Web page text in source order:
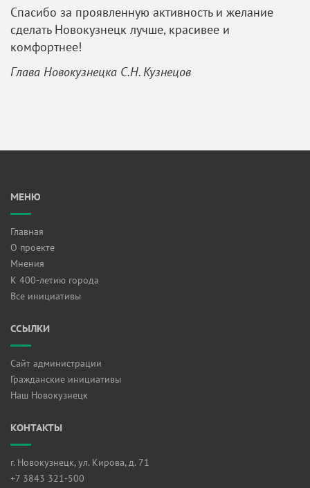
Спасибо за проявленную активность и желание
сделать Новокузнецк лучше, красивее и
комфортнее!
Глава Новокузнецка С.Н. Кузнецов
МЕНЮ
Главная
О проекте
Мнения
К 400-летию города
Все инициативы
ССЫЛКИ
Сайт администрации
Гражданские инициативы
Наш Новокузнецк
КОНТАКТЫ
г. Новокузнецк, ул. Кирова, д. 71
+7 3843 321-500